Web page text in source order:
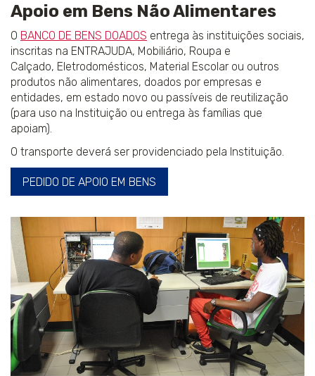
Apoio em Bens Não Alimentares
O BANCO DE BENS DOADOS entrega às instituições sociais,
inscritas na ENTRAJUDA, Mobiliário, Roupa e
Calçado, Eletrodomésticos, Material Escolar ou outros
produtos não alimentares, doados por empresas e
entidades, em estado novo ou passíveis de reutilização
(para uso na Instituição ou entrega às famílias que
apoiam).
O transporte deverá ser providenciado pela Instituição.
PEDIDO DE APOIO EM BENS